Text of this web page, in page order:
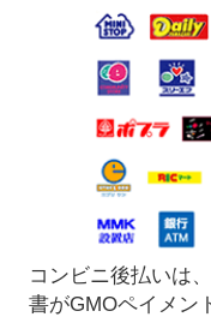
コンビニ後払いは
書がGMOペイメン